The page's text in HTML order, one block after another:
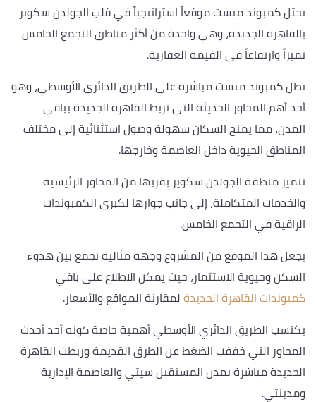
يحتل كمبوند ميست موقعاً استراتيجياً في قلب الجولدن سكوير
بالقاهرة الجديدة، وهي واحدة من أكثر مناطق التجمع الخامس
تميزاً وارتفاعاً في القيمة العقارية.
يطل كمبوند ميست مباشرة على الطريق الدائري الأوسطي، وهو
أحد أهم المحاور الحديثة التي تربط القاهرة الجديدة بباقي
المدن، مما يمنح السكان سهولة وصول استثنائية إلى مختلف
المناطق الحيوية داخل العاصمة وخارجها.
تتميز منطقة الجولدن سكوير بقربها من المحاور الرئيسية
والخدمات المتكاملة، إلى جانب جوارها لكبرى الكمبوندات
الراقية في التجمع الخامس.
يجعل هذا الموقع من المشروع وجهة مثالية تجمع بين هدوء
السكن وحيوية الاستثمار، حيث يمكن الاطلاع على باقي
كمبوندات القاهرة الجديدةلمقارنة المواقع والأسعار.
يكتسب الطريق الدائري الأوسطي أهمية خاصة كونه أحد أحدث
المحاور التي خففت الضغط عن الطرق القديمة وربطت القاهرة
الجديدة مباشرة بمدن المستقبل سيتي والعاصمة الإدارية
ومدينتي.